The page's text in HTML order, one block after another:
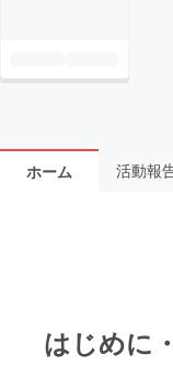
ホーム 活動報
はじめに